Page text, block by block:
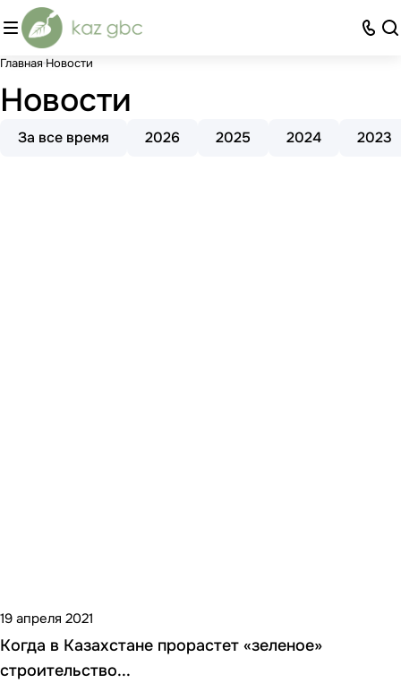
Главная Новости
Новости
За все время 2026 2025 2024 2023
19 апреля 2021
Когда в Казахстане прорастет «зеленое»
строительство...